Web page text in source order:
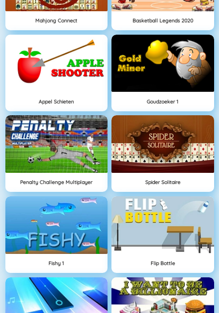
Mahjong Connect Basketball Legends 2020
Appel Schieten Goudzoeker 1
Penalty Challenge Multiplayer Spider Solitaire
Fishy 1 Flip Bottle